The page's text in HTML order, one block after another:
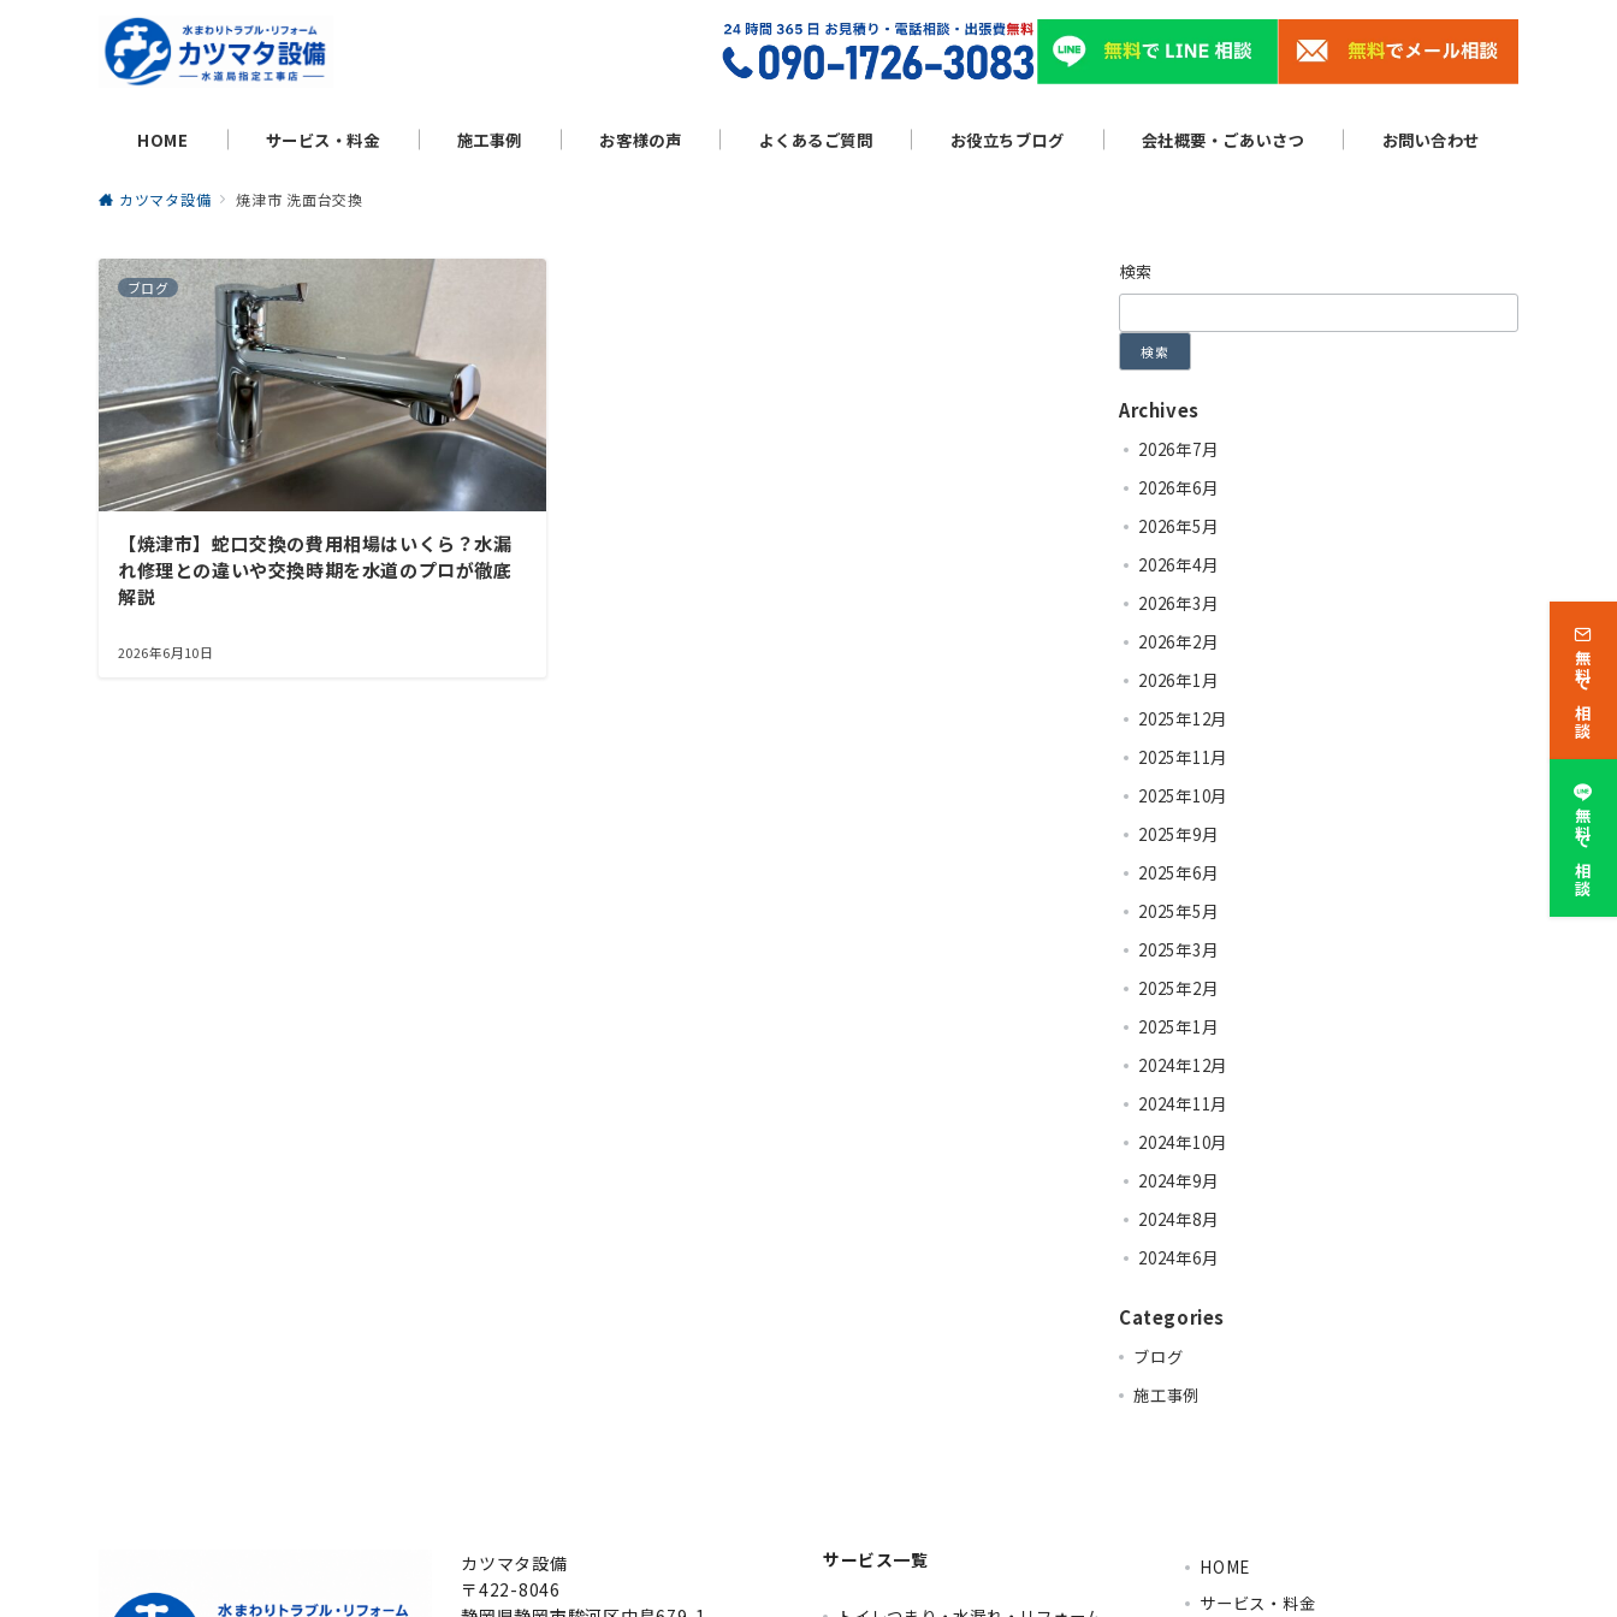
HOME サービス・料金 施工事例 お客様の声 よくあるご質問 お役立ちブログ 会社概要・ごあいさつ お問い合わせ
カツマタ設備 焼津市 洗面台交換
ブログ
【焼津市】蛇口交換の費用相場はいくら？水漏
れ修理との違いや交換時期を水道のプロが徹底
解説
2026年6月10日
検索
検索
Archives
2026年7月
2026年6月
2026年5月
2026年4月
2026年3月
2026年2月
2026年1月
2025年12月
2025年11月
2025年10月
2025年9月
2025年6月
2025年5月
2025年3月
2025年2月
2025年1月
2024年12月
2024年11月
2024年10月
2024年9月
2024年8月
2024年6月
Categories
ブログ
施工事例
カツマタ設備
〒422-8046
サービス一覧
HOME
サービス・料金
無料で相談
無料で相談